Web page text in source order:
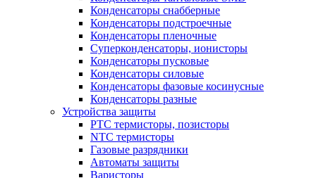
Конденсаторы снабберные
Конденсаторы подстроечные
Конденсаторы пленочные
Суперконденсаторы, ионисторы
Конденсаторы пусковые
Конденсаторы силовые
Конденсаторы фазовые косинусные
Конденсаторы разные
Устройства защиты
PTC термисторы, позисторы
NTC термисторы
Газовые разрядники
Автоматы защиты
Варисторы